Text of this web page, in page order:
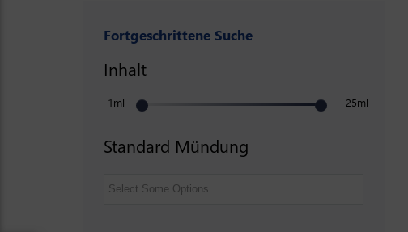
Fortgeschrittene Suche
1ml
Inhalt
25ml
Standard Mündung